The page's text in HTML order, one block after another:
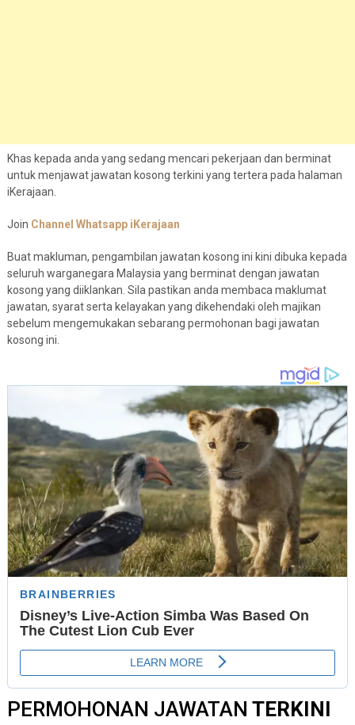
Khas kepada anda yang sedang mencari pekerjaan dan berminat
untuk menjawat jawatan kosong terkini yang tertera pada halaman
iKerajaan.
Join Channel Whatsapp iKerajaan
Buat makluman, pengambilan jawatan kosong ini kini dibuka kepada
seluruh warganegara Malaysia yang berminat dengan jawatan
kosong yang diiklankan. Sila pastikan anda membaca maklumat
jawatan, syarat serta kelayakan yang dikehendaki oleh majikan
sebelum mengemukakan sebarang permohonan bagi jawatan
kosong ini.
PERMOHONAN JAWATAN TERKINI